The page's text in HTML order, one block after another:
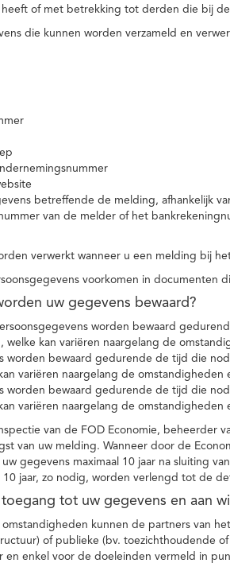
of met betrekking tot derden die bij
die kunnen worden verzameld en
betreffende de melding, afhankelijk
van de melder of het
verwerkt wanneer u een melding bij
voorkomen in documenten
uw gegevens bewaard?
worden bewaard
welke kan variëren naargelang de
worden bewaard gedurende de tijd die
variëren naargelang de
worden bewaard gedurende de tijd die
variëren naargelang de
van de FOD Economie, beheerder
van uw melding. Wanneer door de
gegevens maximaal 10 jaar na sluiting
10 jaar, zo nodig, worden verlengd tot de
tot uw gegevens en aan
omstandigheden kunnen de partners van
of publieke (bv. toezichthoudende
en enkel voor de doeleinden vermeld in